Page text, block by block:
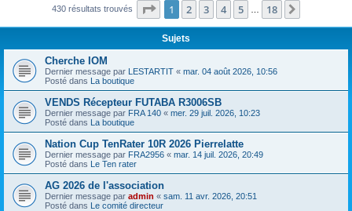
430 résultats trouvés Page 1sur18
1 2 3 4 5 18
Sujets
Cherche IOM
Dernier message par LESTARTIT « mar. 04 août 2026, 10:56
Posté dans La boutique
VENDS Récepteur FUTABA R3006SB
Dernier message par FRA 140 « mer. 29 juil. 2026, 10:23
Posté dans La boutique
Nation Cup TenRater 10R 2026 Pierrelatte
Dernier message par FRA2956 « mar. 14 juil. 2026, 20:49
Posté dans Le Ten rater
AG 2026 de l'association
Dernier message par admin « sam. 11 avr. 2026, 20:51
Posté dans Le comité directeur